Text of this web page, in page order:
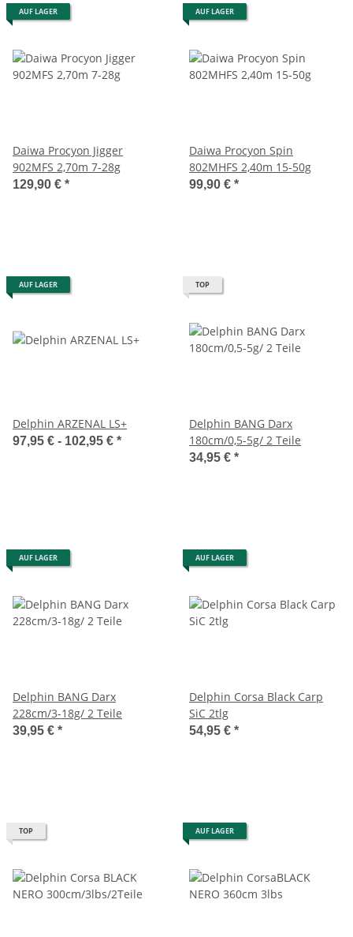
AUF LAGER
Daiwa Procyon Jigger
902MFS 2,70m 7-28g
129,90 € *
AUF LAGER
Daiwa Procyon Spin
802MHFS 2,40m 15-50g
99,90 € *
AUF LAGER
Delphin ARZENAL LS+
97,95 € - 102,95 € *
TOP
Delphin BANG Darx
180cm/0,5-5g/ 2 Teile
34,95 € *
AUF LAGER
Delphin BANG Darx
228cm/3-18g/ 2 Teile
39,95 € *
AUF LAGER
Delphin Corsa Black Carp
SiC 2tlg
54,95 € *
TOP AUF LAGER